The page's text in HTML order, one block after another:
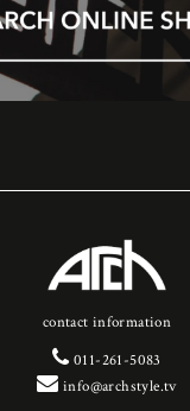
contact information
011-261-5083
info@archstyle.tv